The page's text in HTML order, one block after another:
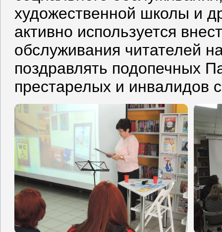
художественной школы и
активно используется
обслуживания читателей
поздравлять подопечных
престарелых и инвалидов